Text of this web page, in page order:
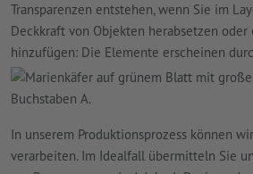
Transparenzen entstehen, wenn Sie im
Deckkraft von Objekten herabsetzen
hinzufügen: Die Elemente erscheinen
In unserem Produktionsprozess können
verarbeiten. Im Idealfall übermitteln Sie